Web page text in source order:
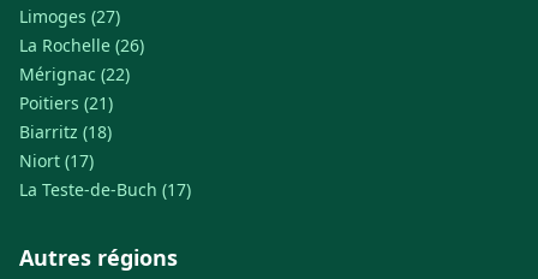
Limoges (27)
La Rochelle (26)
Mérignac (22)
Poitiers (21)
Biarritz (18)
Niort (17)
La Teste-de-Buch (17)
Autres régions